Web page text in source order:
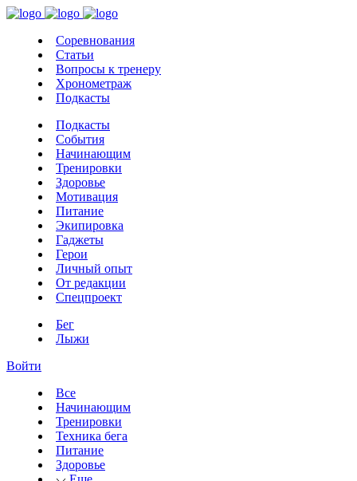
Соревнования
Статьи
Вопросы к тренеру
Хронометраж
Подкасты
Подкасты
События
Начинающим
Тренировки
Здоровье
Мотивация
Питание
Экипировка
Гаджеты
Герои
Личный опыт
От редакции
Спецпроект
Бег
Лыжи
Войти
Все
Начинающим
Тренировки
Техника бега
Питание
Здоровье